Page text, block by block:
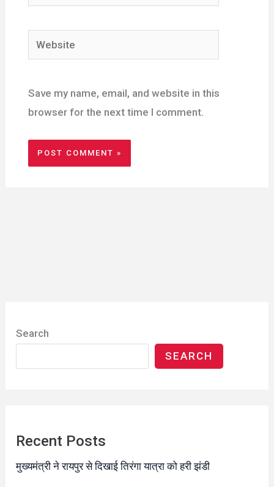
Website
Save my name, email, and website in this
browser for the next time I comment.
Search
SEARCH
Recent Posts
मुख्यमंत्री ने रायपुर से दिखाई तिरंगा यात्रा को हरी झंडी